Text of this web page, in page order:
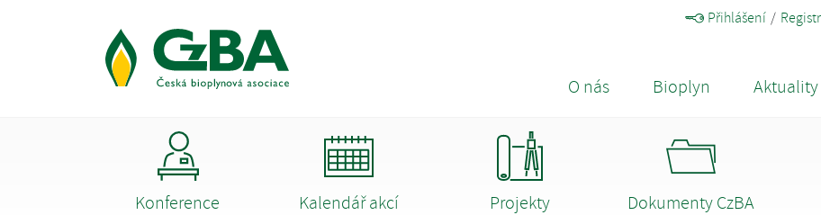
Přihlášení
O nás Bioplyn Aktuality
Konference Kalendář akcí Projekty Dokumenty CzBA